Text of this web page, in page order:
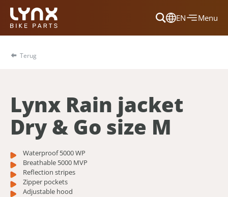
EN
Dansk
Nederlands
Menu
Terug
Lynx Rain jacket
Dry & Go size M
Waterproof 5000 WP
Breathable 5000 MVP
Reflection stripes
Zipper pockets
Adjustable hood